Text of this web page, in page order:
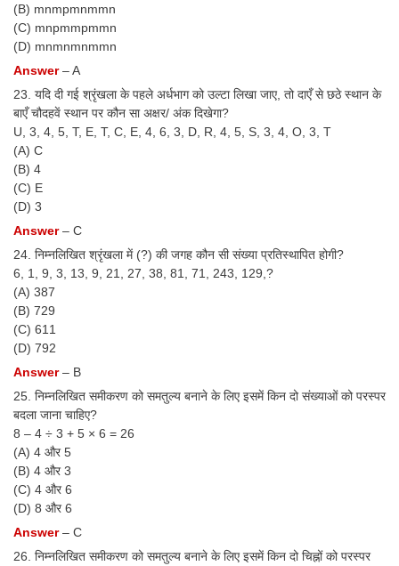
(B) mnmpmnmmn
(C) mnpmmpmmn
(D) mnmnmnmmn
Answer– A
23. यदि दी गई श्रृंखला के पहले अर्धभाग को उल्टा लिखा जाए, तो दाएँ से छठे स्थान के
बाएँ चौदहवें स्थान पर कौन सा अक्षर/ अंक दिखेगा?
U, 3, 4, 5, T, E, T, C, E, 4, 6, 3, D, R, 4, 5, S, 3, 4, O, 3, T
(A) C
(B) 4
(C) E
(D) 3
Answer– C
24. निम्नलिखित श्रृंखला में (?) की जगह कौन सी संख्या प्रतिस्थापित होगी?
6, 1, 9, 3, 13, 9, 21, 27, 38, 81, 71, 243, 129,?
(A) 387
(B) 729
(C) 611
(D) 792
Answer– B
25. निम्नलिखित समीकरण को समतुल्य बनाने के लिए इसमें किन दो संख्याओं को परस्पर
बदला जाना चाहिए?
8 – 4 ÷ 3 + 5 × 6 = 26
(A) 4 और 5
(B) 4 और 3
(C) 4 और 6
(D) 8 और 6
Answer– C
26. निम्नलिखित समीकरण को समतुल्य बनाने के लिए इसमें किन दो चिह्नों को परस्पर